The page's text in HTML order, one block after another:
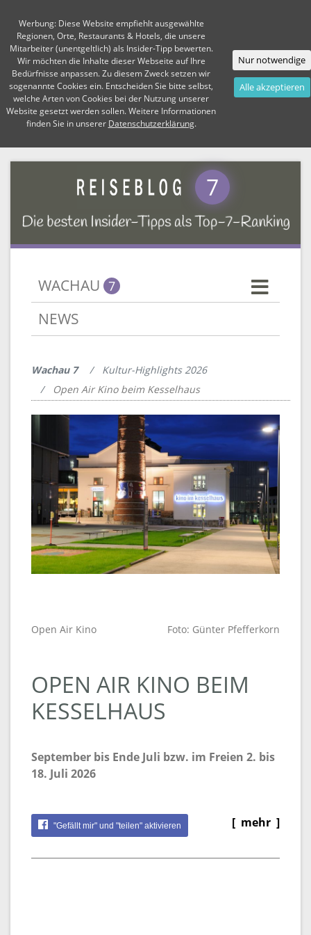
7
WACHAU 7
NEWS
Wachau 7
Kultur-Highlights 2026
Open Air Kino beim Kesselhaus
Open Air Kino Foto: Günter Pfefferkorn
OPEN AIR KINO BEIM
KESSELHAUS
September bis Ende Juli bzw. im Freien 2. bis
18. Juli 2026
"Gefällt mir" und "teilen" aktivieren [ mehr ]
Werbung: Diese Website empfiehlt ausgewählte
Regionen, Orte, Restaurants & Hotels, die unsere
Mitarbeiter (unentgeltlich) als Insider-Tipp bewerten.
Wir möchten die Inhalte dieser Webseite auf Ihre
Bedürfnisse anpassen. Zu diesem Zweck setzen wir
sogenannte Cookies ein. Entscheiden Sie bitte selbst,
welche Arten von Cookies bei der Nutzung unserer
Website gesetzt werden sollen. Weitere Informationen
finden Sie in unserer Datenschutzerklärung.
Nur notwendige
Alle akzeptieren